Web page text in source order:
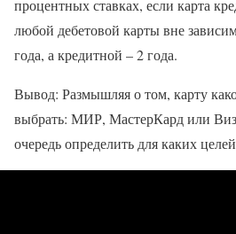
процентных ставках, если карта
любой дебетовой карты вне
года, а кредитной – 2 года.
Вывод: Размышляя о том, карту
выбрать: МИР, МастерКард или
очередь определить для каких